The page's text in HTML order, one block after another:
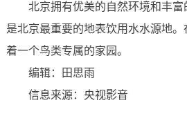
北京拥有优美的自然环境和丰
是北京最重要的地表饮用水水源地
着一个鸟类专属的家园。
编辑：田思雨
信息来源：央视影音